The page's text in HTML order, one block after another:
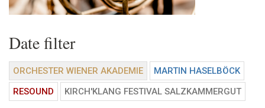
Date filter
ORCHESTER WIENER AKADEMIE
MARTIN HASELBÖCK
RESOUND
KIRCH'KLANG FESTIVAL SALZKAMMERGUT